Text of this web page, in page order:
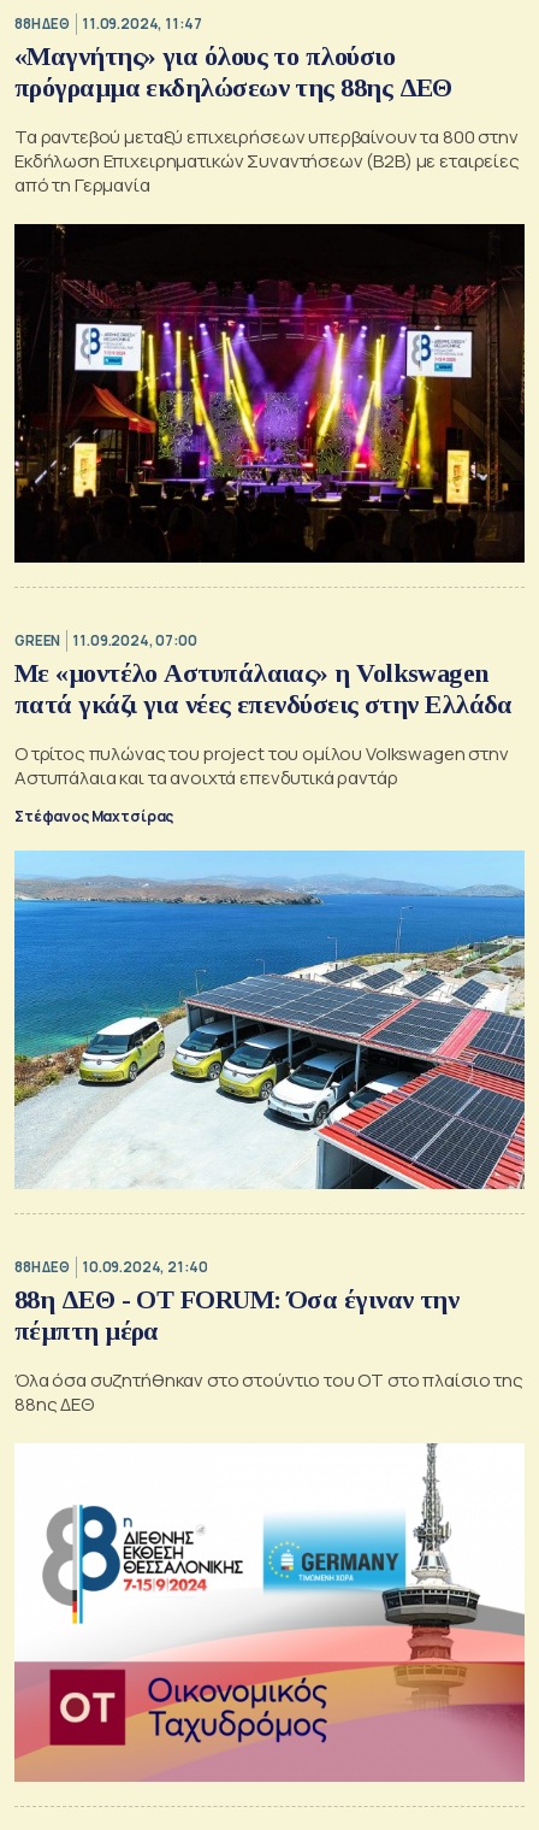
88Η ΔΕΘ 11.09.2024, 11:47
«Μαγνήτης» για όλους το πλούσιο
πρόγραμμα εκδηλώσεων της 88ης ΔΕΘ
Τα ραντεβού μεταξύ επιχειρήσεων υπερβαίνουν τα 800 στην
Εκδήλωση Επιχειρηματικών Συναντήσεων (Β2Β) με εταιρείες
από τη Γερμανία
GREEN 11.09.2024, 07:00
Με «μοντέλο Αστυπάλαιας» η Volkswagen
πατά γκάζι για νέες επενδύσεις στην Ελλάδα
Ο τρίτος πυλώνας του project του ομίλου Volkswagen στην
Αστυπάλαια και τα ανοιχτά επενδυτικά ραντάρ
Στέφανος Μαχτσίρας
88Η ΔΕΘ 10.09.2024, 21:40
88η ΔΕΘ - OT FORUM: Όσα έγιναν την
πέμπτη μέρα
Όλα όσα συζητήθηκαν στο στούντιο του ΟΤ στο πλαίσιο της
88ης ΔΕΘ